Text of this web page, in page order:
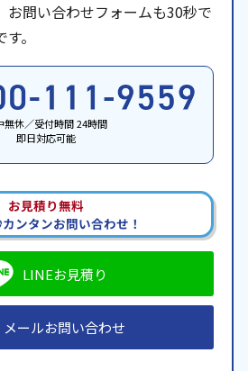
お問い合わせフォームも30秒で
。
無休／受付時間 24時間
即日対応可能
お見積り無料
ンタンお問い合わせ！
LINEお見積り
メールお問い合わせ